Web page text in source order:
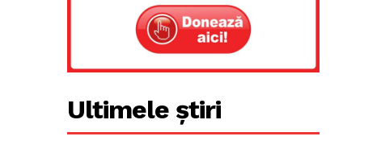
Ultimele știri